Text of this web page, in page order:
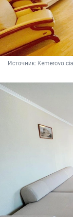
Источник: